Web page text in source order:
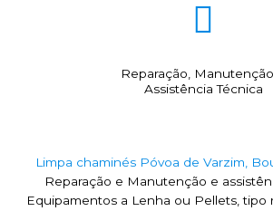
Reparação,
Assistência Técnica
Limpa chaminés Póvoa de Varzim,
Reparação e Manutenção e
Equipamentos a Lenha ou Pellets, tipo